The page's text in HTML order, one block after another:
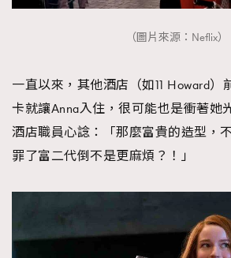
（圖片來源：Neflix）
一直以來，其他酒店（如11 Howard）
卡就讓Anna入住，很可能也是衝著
酒店職員心諗：「那麼富貴的造型，
罪了富二代倒不是更麻煩？！」